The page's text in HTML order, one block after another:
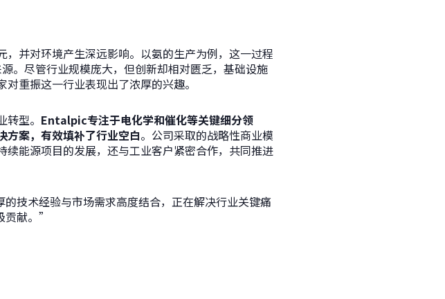
并对环境产生深远影响。以氨的生产为例，这一过程
。尽管行业规模庞大，但创新却相对匮乏，基础设施
重振这一行业表现出了浓厚的兴趣。
型。 Entalpic专注于电化学和催化等关键细分领
方案，有效填补了行业空白。公司采取的战略性商业模
能源项目的发展，还与工业客户紧密合作，共同推进
技术经验与市场需求高度结合，正在解决行业关键痛
献。”